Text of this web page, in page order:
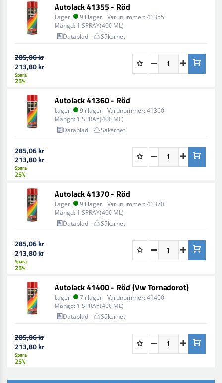
Autolack 41355 - Röd
Lager: 9 i lager Varunummer: 41355
Mängd: 1 SPRAY(400 ML)
Datablad
Säkerhet
285,06 kr
213,80 kr
Spara
25%
Autolack 41360 - Röd
Lager: 9 i lager Varunummer: 41360
Mängd: 1 SPRAY(400 ML)
Datablad
Säkerhet
285,06 kr
213,80 kr
Spara
25%
Autolack 41370 - Röd
Lager: 9 i lager Varunummer: 41370
Mängd: 1 SPRAY(400 ML)
Datablad
Säkerhet
285,06 kr
213,80 kr
Spara
25%
Autolack 41400 - Röd (Vw Tornadorot)
Lager: 7 i lager Varunummer: 41400
Mängd: 1 SPRAY(400 ML)
Datablad
Säkerhet
285,06 kr
213,80 kr
Spara
25%